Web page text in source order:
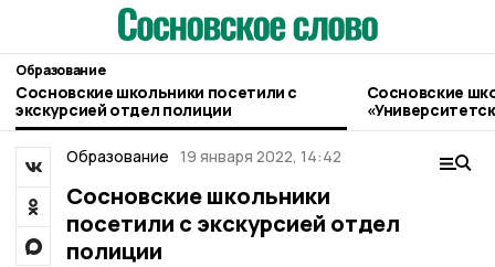
Образование
Сосновские школьники посетили с
экскурсией отдел полиции
Сосновские
Образование 19 января 2022, 14:42
Сосновские школьники
посетили с экскурсией отдел
полиции